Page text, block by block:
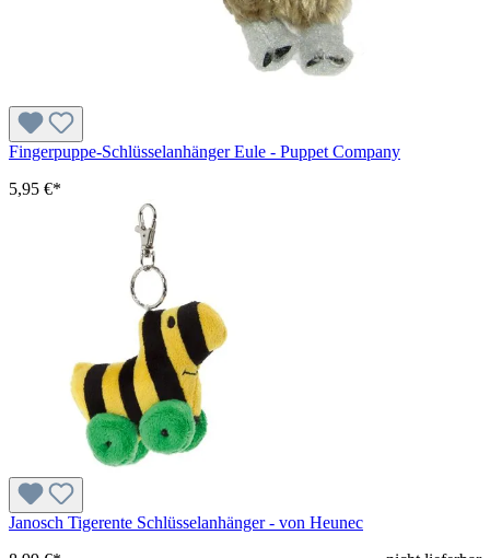
Fingerpuppe-Schlüsselanhänger Eule - Puppet Company
5,95 €*
Janosch Tigerente Schlüsselanhänger - von Heunec